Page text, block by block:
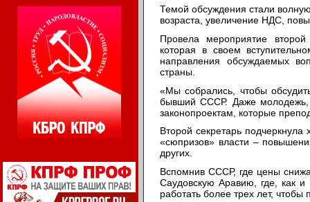
Темой обсуждения стали
возраста, увеличение НДС,
Провела мероприятие
которая в своем
направления обсуждаемых
страны.
«Мы собрались, чтобы
бывший СССР. Даже молодежь,
законопроектам, которые
Второй секретарь
«сюпризов» власти –
других.
Вспомнив СССР, где цены
Саудовскую Аравию, где, как
работать более трех лет,